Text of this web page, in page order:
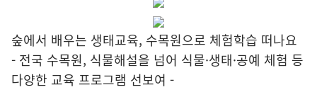
숲에서 배우는 생태교육, 수목원으로 체험학습 떠나요
- 전국 수목원, 식물해설을 넘어 식물·생태·공예 체험 등
다양한 교육 프로그램 선보여 -